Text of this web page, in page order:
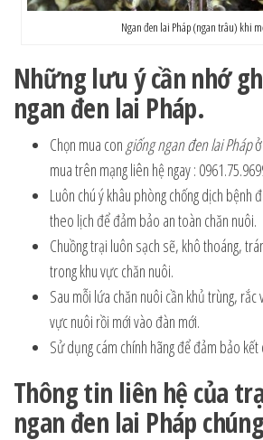
Ngan đen lai Pháp (ngan trâu) khi
Những lưu ý cần nhớ
ngan đen lai Pháp.
Chọn mua con giống ngan đen lai Pháp
mua trên mạng liên hệ ngay :
Luôn chú ý khâu phòng chống dịch bệnh
theo lịch để đảm bảo an toàn chăn nuôi.
Chuồng trại luôn sạch sẽ, khô thoáng,
trong khu vực chăn nuôi.
Sau mỗi lứa chăn nuôi cần khủ trùng,
vực nuôi rồi mới vào đàn mới.
Sử dụng cám chính hãng để đảm bảo
Thông tin liên hệ của
ngan đen lai Pháp